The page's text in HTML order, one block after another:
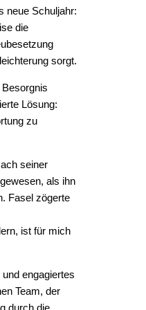
neue Schuljahr:
die
sorgt.
Lösung:
zu
seiner
als ihn
Fasel zögerte
ist für mich
engagiertes
Team, der
durch die